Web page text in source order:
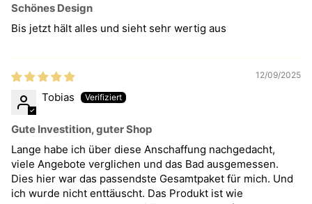
Schönes Design
Bis jetzt hält alles und sieht sehr wertig aus
12/09/2025
Tobias
Gute Investition, guter Shop
Lange habe ich über diese Anschaffung nachgedacht,
viele Angebote verglichen und das Bad ausgemessen.
Dies hier war das passendste Gesamtpaket für mich. Und
ich wurde nicht enttäuscht. Das Produkt ist wie